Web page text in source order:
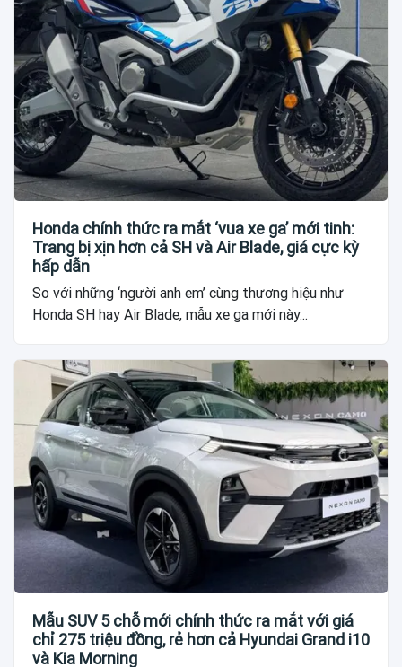
Honda chính thức ra mắt ‘vua xe ga’ mới tinh:
Trang bị xịn hơn cả SH và Air Blade, giá cực kỳ
hấp dẫn
So với những ‘người anh em’ cùng thương hiệu như
Honda SH hay Air Blade, mẫu xe ga mới này...
Mẫu SUV 5 chỗ mới chính thức ra mắt với giá
chỉ 275 triệu đồng, rẻ hơn cả Hyundai Grand i10
và Kia Morning